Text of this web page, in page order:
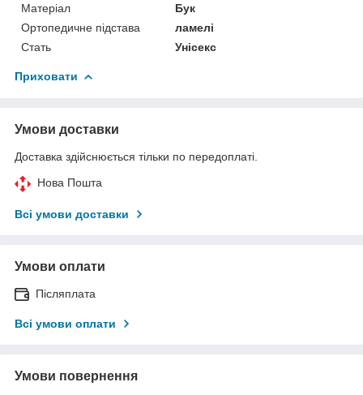
Матеріал
Бук
Ортопедичне підстава
ламелі
Стать
Унісекс
Приховати
Умови доставки
Доставка здійснюється тільки по передоплаті.
Нова Пошта
Всі умови доставки
Умови оплати
Післяплата
Всі умови оплати
Умови повернення